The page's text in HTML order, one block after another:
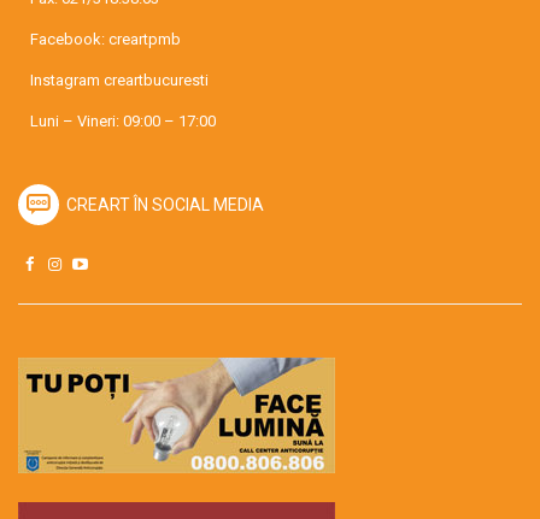
Facebook: creartpmb
Instagram creartbucuresti
Luni – Vineri: 09:00 – 17:00
CREART ÎN SOCIAL MEDIA